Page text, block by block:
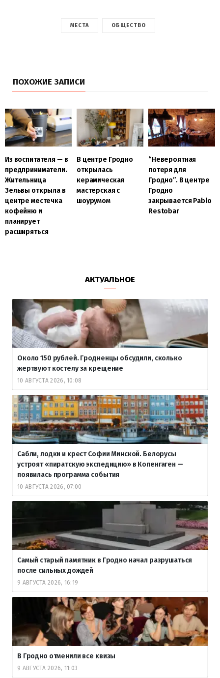
МЕСТА ОБЩЕСТВО
ПОХОЖИЕ ЗАПИСИ
Из воспитателя — в
предприниматели.
Жительница
Зельвы открыла в
центре местечка
кофейню и
планирует
расширяться
В центре Гродно
открылась
керамическая
мастерская с
шоурумом
“Невероятная
потеря для
Гродно”. В центре
Гродно
закрывается Pablo
Restobar
АКТУАЛЬНОЕ
Около 150 рублей. Гродненцы обсудили, сколько
жертвуют костелу за крещение
10 АВГУСТА 2026, 10:08
Сабли, лодки и крест Софии Минской. Белорусы
устроят «пиратскую экспедицию» в Копенгаген —
появилась программа события
10 АВГУСТА 2026, 07:00
Самый старый памятник в Гродно начал разрушаться
после сильных дождей
9 АВГУСТА 2026, 16:19
В Гродно отменили все квизы
9 АВГУСТА 2026, 11:03